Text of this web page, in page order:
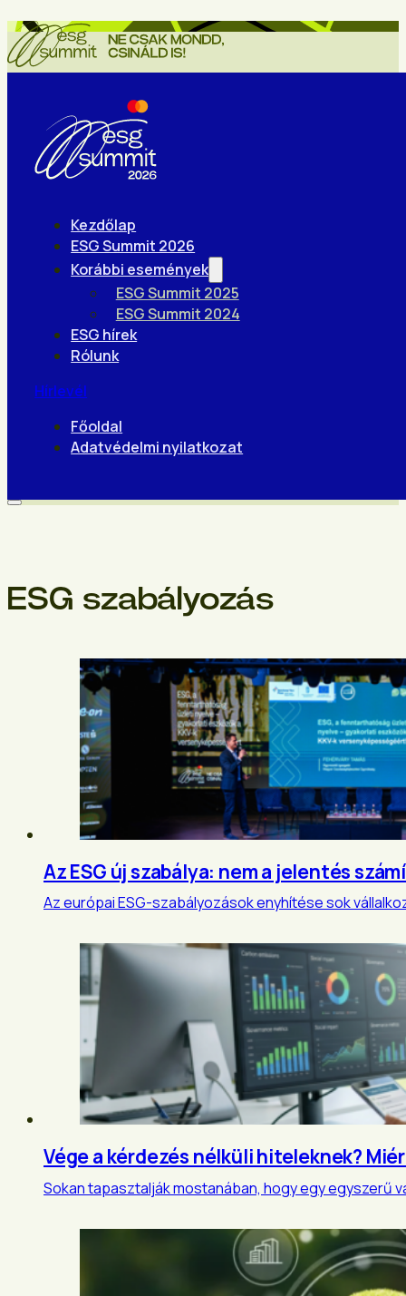
Kezdőlap
ESG Summit 2026
Korábbi események
ESG Summit 2025
ESG Summit 2024
ESG hírek
Rólunk
Hírlevél
Főoldal
Adatvédelmi nyilatkozat
ESG szabályozás
Az ESG új szabálya: nem a jelentés
Az európai ESG-szabályozások enyhítése sok
Vége a kérdezés nélküli hiteleknek?
Sokan tapasztalják mostanában, hogy egy egyszerű